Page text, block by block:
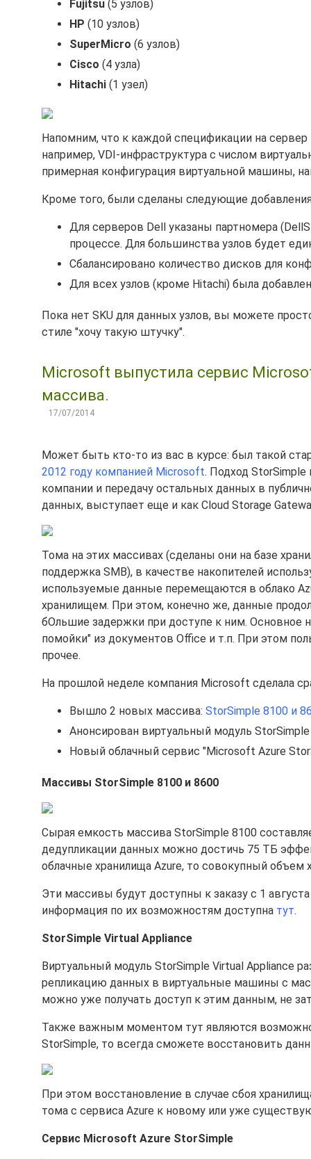
Fujitsu (5 узлов)
HP (10 узлов)
SuperMicro (6 узлов)
Cisco (4 узла)
Hitachi (1 узел)
Напомним, что к каждой спецификации на сервер
например, VDI-инфраструктура с числом
примерная конфигурация виртуальной машины,
Кроме того, были сделаны следующие
Для серверов Dell указаны партномера
процессе. Для большинства узлов будет
Сбалансировано количество дисков для
Для всех узлов (кроме Hitachi) была
Пока нет SKU для данных узлов, вы можете
стиле "хочу такую штучку".
Microsoft выпустила сервис
массива.
17/07/2014
Может быть кто-то из вас в курсе: был такой
2012 году компанией Microsoft. Подход StorSimple
компании и передачу остальных данных в
данных, выступает еще и как Cloud Storage
Тома на этих массивах (сделаны они на базе
поддержка SMB), в качестве накопителей
используемые данные перемещаются в облако
хранилищем. При этом, конечно же, данные
бОльшие задержки при доступе к ним. Основное
помойки" из документов Office и т.п. При этом
прочее.
На прошлой неделе компания Microsoft сделала
Вышло 2 новых массива: StorSimple 8100 и
Анонсирован виртуальный модуль StorSimple
Новый облачный сервис "Microsoft Azure
Массивы StorSimple 8100 и 8600
Сырая емкость массива StorSimple 8100
дедупликации данных можно достичь 75 ТБ
облачные хранилища Azure, то совокупный
Эти массивы будут доступны к заказу с 1
информация по их возможностям доступна тут.
StorSimple Virtual Appliance
Виртуальный модуль StorSimple Virtual Appliance
репликацию данных в виртуальные машины с
можно уже получать доступ к этим данным, не
Также важным моментом тут являются
StorSimple, то всегда сможете восстановить
При этом восстановление в случае сбоя
тома с сервиса Azure к новому или уже
Сервис Microsoft Azure StorSimple